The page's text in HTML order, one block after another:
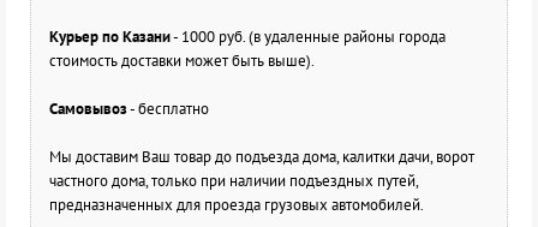
Курьер по Казани- 1000 руб. (в удаленные районы города
стоимость доставки может быть выше).
Самовывоз- бесплатно
Мы доставим Ваш товар до подъезда дома, калитки дачи, ворот
частного дома, только при наличии подъездных путей,
предназначенных для проезда грузовых автомобилей.